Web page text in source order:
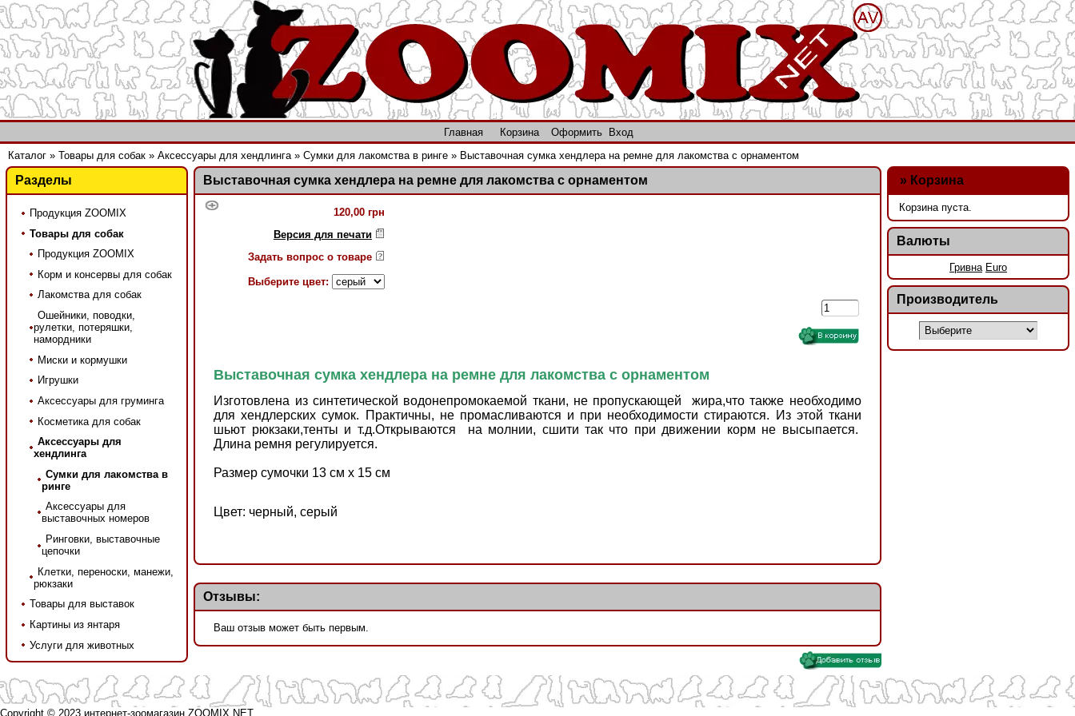
Главная Корзина Оформить
Вход
Каталог » Товары для собак » Аксессуары для хендлинга » Сумки для лакомства в ринге » Выставочная сумка хендлера на ремне для лакомства с орнаментом
Выставочная сумка хендлера на ремне для лакомства с орнаментом
120,00 грн
Версия для печати
Задать вопрос о товаре
Выберите цвет:
Выставочная сумка хендлера на ремне для лакомства с орнаментом
Изготовлена из синтетической водонепромокаемой ткани, не пропускающей жира,что также необходимо
для хендлерских сумок. Практичны, не промасливаются и при необходимости стираются. Из этой ткани
шьют рюкзаки,тенты и т.д.Открываются на молнии, сшити так что при движении корм не высыпается.
Длина ремня регулируется.
Размер сумочки 13 см х 15 см
Цвет: черный, серый
Отзывы:
Ваш отзыв может быть первым.
Разделы
Продукция ZOOMIX
Товары для собак
Продукция ZOOMIX
Корм и консервы для собак
Лакомства для собак
Ошейники, поводки,
рулетки, потеряшки,
намордники
Миски и кормушки
Игрушки
Аксессуары для груминга
Косметика для собак
Аксессуары для
хендлинга
Сумки для лакомства в
ринге
Аксессуары для
выставочных номеров
Ринговки, выставочные
цепочки
Клетки, переноски, манежи,
рюкзаки
Товары для выставок
Картины из янтаря
Услуги для животных
» Корзина
Корзина пуста.
Валюты
Гривна Euro
Производитель
Copyright © 2023 интернет-зоомагазин ZOOMIX.NET